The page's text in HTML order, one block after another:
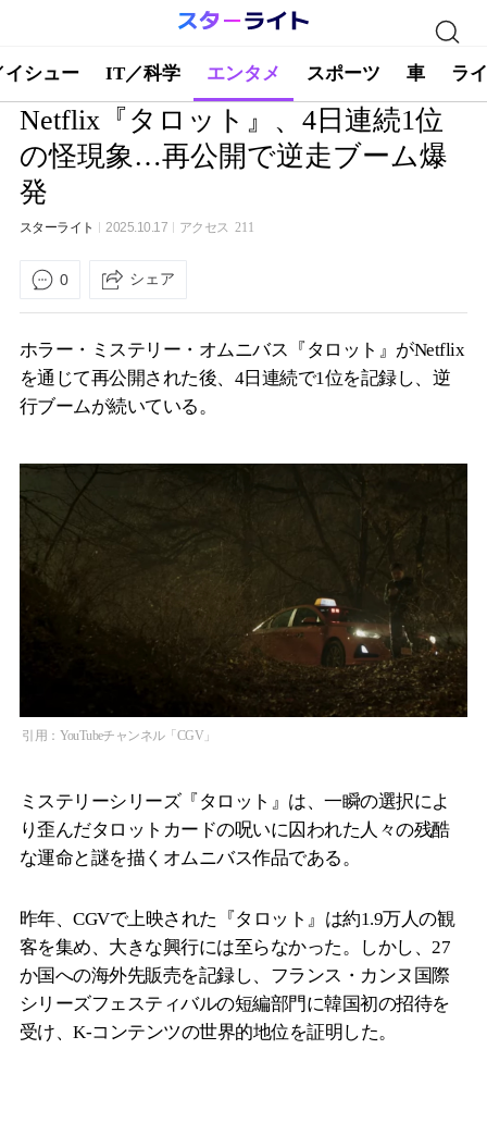
イシュー IT／科学 エンタメ スポーツ 車 ラ
Netflix『タロット』、4日連続1位
の怪現象…再公開で逆走ブーム爆
発
スターライト 2025.10.17 アクセス 211
0 シェア
ホラー・ミステリー・オムニバス『タロット』がNetflix
を通じて再公開された後、4日連続で1位を記録し、逆
行ブームが続いている。
引用：YouTubeチャンネル「CGV」
ミステリーシリーズ『タロット』は、一瞬の選択によ
り歪んだタロットカードの呪いに囚われた人々の残酷
な運命と謎を描くオムニバス作品である。
昨年、CGVで上映された『タロット』は約1.9万人の観
客を集め、大きな興行には至らなかった。しかし、27
か国への海外先販売を記録し、フランス・カンヌ国際
シリーズフェスティバルの短編部門に韓国初の招待を
受け、K-コンテンツの世界的地位を証明した。